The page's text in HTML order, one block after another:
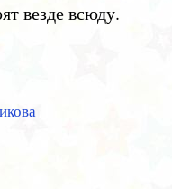
везде всюду.